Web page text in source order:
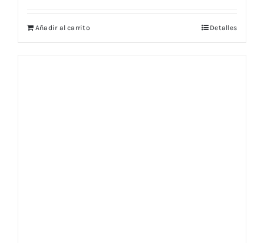
Añadir al carrito Detalles